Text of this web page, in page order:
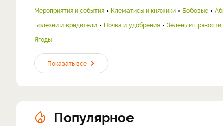
Мероприятия и события
Клематисы и княжики Бобовые
Болезни и вредители
Почва и удобрения Зелень и пряности
Ягоды
Показать все
Популярное